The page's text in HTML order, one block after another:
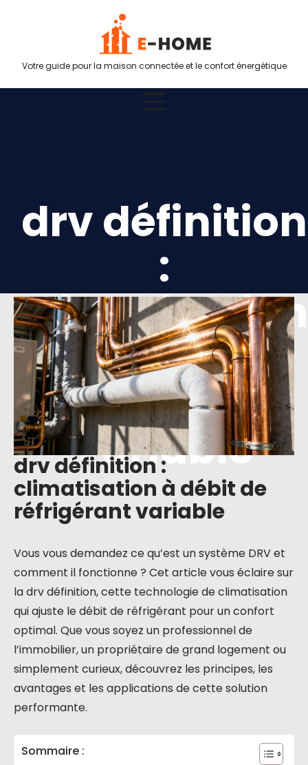
Votre guide pour la maison connectée et le confort énergétique
drv définition
:
climatisation
à débit de
réfrigérant
variable
drv définition :
climatisation à débit de
réfrigérant variable
Vous vous demandez ce qu’est un système DRV et
comment il fonctionne ? Cet article vous éclaire sur
la drv définition, cette technologie de climatisation
qui ajuste le débit de réfrigérant pour un confort
optimal. Que vous soyez un professionnel de
l’immobilier, un propriétaire de grand logement ou
simplement curieux, découvrez les principes, les
avantages et les applications de cette solution
performante.
Sommaire :